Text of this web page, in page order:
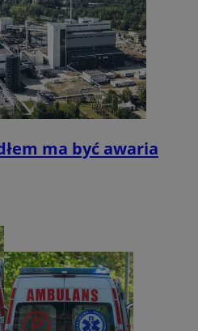
ma być awaria